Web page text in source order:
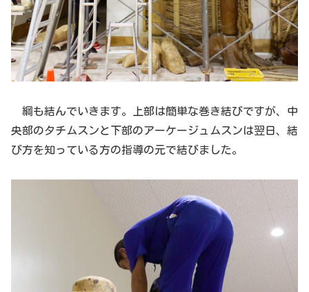
綱も結んでいきます。上部は簡単な巻き結びですが、中
央部のタチムスンと下部のアーケージュムスンは翌日、結
び方を知っている方の指導の元で結びました。